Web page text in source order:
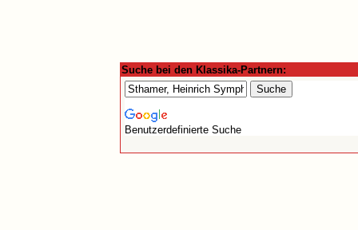
Suche bei den Klassika-Partnern:
Benutzerdefinierte Suche